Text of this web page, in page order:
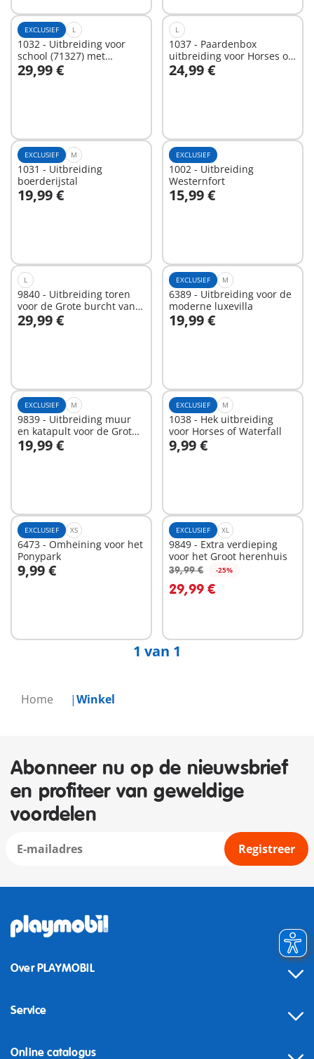
Home Winkel
EXCLUSIEF L
1032 - Uitbreiding voor
school (71327) met
beeldende vorming lokaal
29,99 €
In winkelwagen
L
1037 - Paardenbox
uitbreiding voor Horses of
Waterfall
24,99 €
In winkelwagen
EXCLUSIEF M
1031 - Uitbreiding
boerderijstal
19,99 €
In winkelwagen
EXCLUSIEF
1002 - Uitbreiding
Westernfort
15,99 €
In winkelwagen
L
9840 - Uitbreiding toren
voor de Grote burcht van
de Novelmore ridders
29,99 €
In winkelwagen
EXCLUSIEF M
6389 - Uitbreiding voor de
moderne luxevilla
19,99 €
In winkelwagen
EXCLUSIEF M
9839 - Uitbreiding muur
en katapult voor de Grote
burcht van de Novelmore
ridders
19,99 €
In winkelwagen
EXCLUSIEF M
1038 - Hek uitbreiding
voor Horses of Waterfall
9,99 €
In winkelwagen
EXCLUSIEF XS
6473 - Omheining voor het
Ponypark
9,99 €
EXCLUSIEF XL
9849 - Extra verdieping
voor het Groot herenhuis
39,99 € -25%
29,99 €
In winkelwagen
1 van 1
Abonneer nu op de nieuwsbrief
en profiteer van geweldige
voordelen
Registreer
Over PLAYMOBIL
Service
Online catalogus